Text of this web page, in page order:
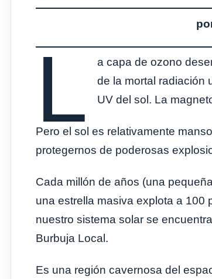
L
a capa de ozono
de la mortal radiación
UV del sol. La
Pero el sol es relativamente
protegernos de poderosas
Cada millón de años (una
una estrella masiva explota a 100
nuestro sistema solar se
Burbuja Local.
Es una región cavernosa del